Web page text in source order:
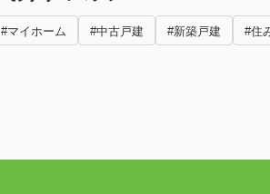
#マイホーム #中古戸建 #新築戸建 #住